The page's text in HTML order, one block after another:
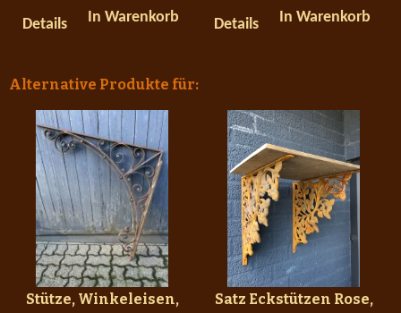
Details In Warenkorb Details In Warenkorb
Alternative Produkte für:
Stütze, Winkeleisen,
Satz Eckstützen Rose,